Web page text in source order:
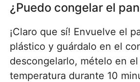
¿Puedo congelar el
¡Claro que sí! Envuelve el
plástico y guárdalo en el
descongelarlo, mételo en
temperatura durante 10